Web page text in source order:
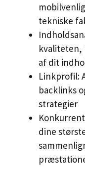
tekniske
kvaliteten,
af dit
Linkprofil:
backlinks
strategier
dine